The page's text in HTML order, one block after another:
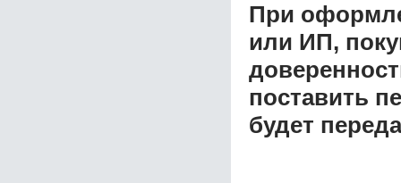
При
или ИП,
поставить
будет